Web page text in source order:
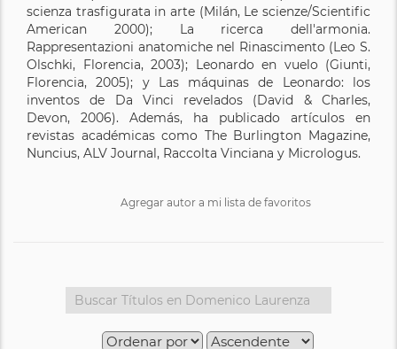
scienza trasfigurata in arte (Milán, Le scienze/Scientific
American 2000); La ricerca dell'armonia.
Rappresentazioni anatomiche nel Rinascimento (Leo S.
Olschki, Florencia, 2003); Leonardo en vuelo (Giunti,
Florencia, 2005); y Las máquinas de Leonardo: los
inventos de Da Vinci revelados (David & Charles,
Devon, 2006). Además, ha publicado artículos en
revistas académicas como The Burlington Magazine,
Nuncius, ALV Journal, Raccolta Vinciana y Micrologus.
Agregar autor a mi lista de favoritos